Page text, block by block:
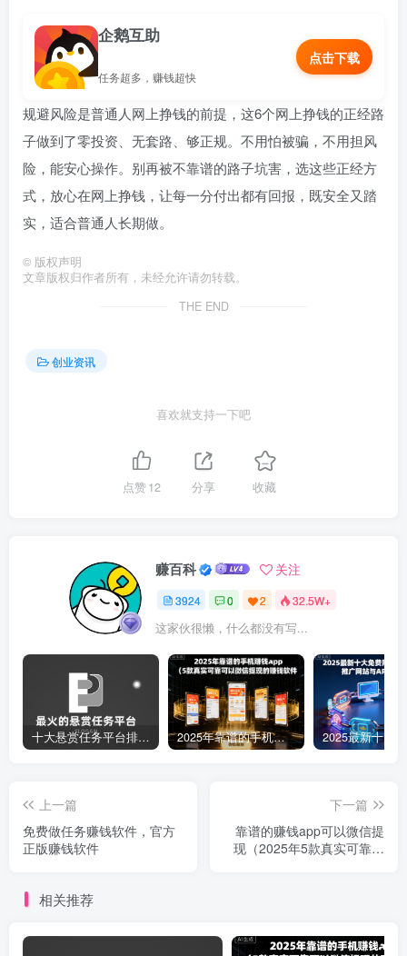
企鹅互助
任务超多，赚钱超快
点击下载
规避风险是普通人网上挣钱的前提，这6个网上挣钱的正经路
子做到了零投资、无套路、够正规。不用怕被骗，不用担风
险，能安心操作。别再被不靠谱的路子坑害，选这些正经方
式，放心在网上挣钱，让每一分付出都有回报，既安全又踏
实，适合普通人长期做。
© 版权声明
文章版权归作者所有，未经允许请勿转载。
THE END
创业资讯
喜欢就支持一下吧
点赞12 分享 收藏
赚百科 关注
3924 0 2 32.5W+
这家伙很懒，什么都没有写...
十大悬赏任务平台排行榜（全网最好的悬赏任务平台） 2025年靠谱的手机赚钱app（5款真实可靠可以微信提现的赚钱软件）
上一篇
免费做任务赚钱软件，官方
正版赚钱软件
下一篇
靠谱的赚钱app可以微信提
现（2025年5款真实可靠可
相关推荐